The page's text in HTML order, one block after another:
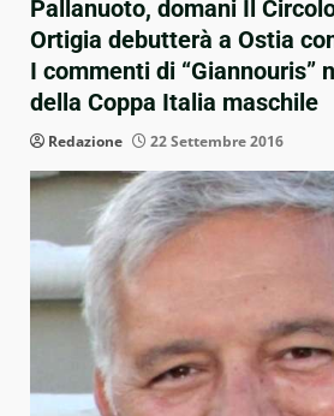
Pallanuoto, domani Il
Ortigia debutterà a Ostia
I commenti di “Giannouris”
della Coppa Italia maschile
Redazione 22 Settembre 2016